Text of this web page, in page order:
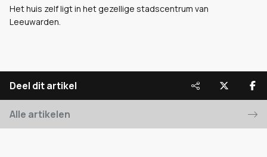
Het huis zelf ligt in het gezellige stadscentrum van
Leeuwarden.
Deel dit artikel
Alle artikelen